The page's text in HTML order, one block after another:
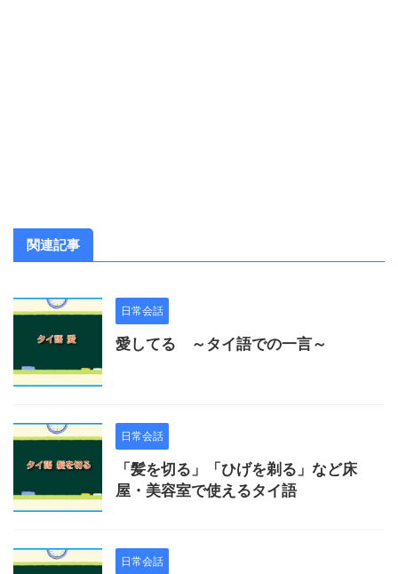
関連記事
日常会話
愛してる ～タイ語での一言～
日常会話
「髪を切る」「ひげを剃る」など床
屋・美容室で使えるタイ語
日常会話